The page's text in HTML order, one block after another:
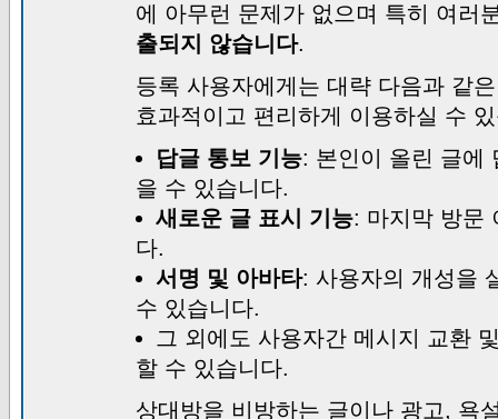
에 아무런 문제가 없으며 특히 여러
출되지 않습니다.
등록 사용자에게는 대략 다음과 같
효과적이고 편리하게 이용하실 수
답글 통보 기능: 본인이 올린 글에
을 수 있습니다.
새로운 글 표시 기능: 마지막 방문
다.
서명 및 아바타: 사용자의 개성을
수 있습니다.
그 외에도 사용자간 메시지 교환
할 수 있습니다.
상대방을 비방하는 글이나 광고, 욕